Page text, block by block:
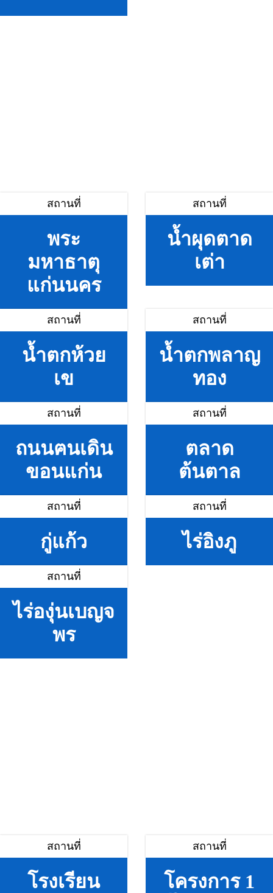
สถานที่
พระ
มหาธาตุ
แก่นนคร
สถานที่
น้ำผุดตาด
เต่า
สถานที่
น้ำตกห้วย
เข
สถานที่
น้ำตกพลาญ
ทอง
สถานที่
ถนนฅนเดิน
ขอนแก่น
สถานที่
ตลาด
ต้นตาล
สถานที่
กู่แก้ว
สถานที่
ไร่อิงภู
สถานที่
ไร่องุ่นเบญจ
พร
สถานที่
โรงเรียน
สถานที่
โครงการ 1